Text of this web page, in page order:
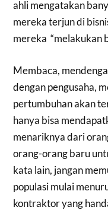
ahli mengatakan
mereka terjun di
mereka “melakukan
Membaca,
dengan pengusaha,
pertumbuhan akan
hanya bisa
menariknya dari
orang-orang baru
kata lain, jangan
populasi mulai
kontraktor yang